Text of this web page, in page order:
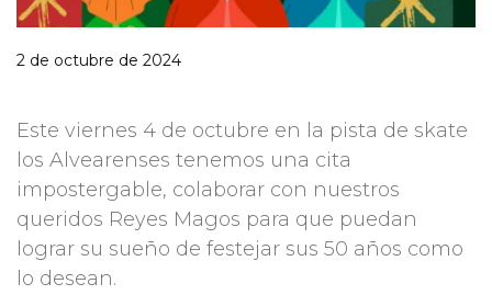
2 de octubre de 2024
Este viernes 4 de octubre en la pista de skate
los Alvearenses tenemos una cita
impostergable, colaborar con nuestros
queridos Reyes Magos para que puedan
lograr su sueño de festejar sus 50 años como
lo desean.